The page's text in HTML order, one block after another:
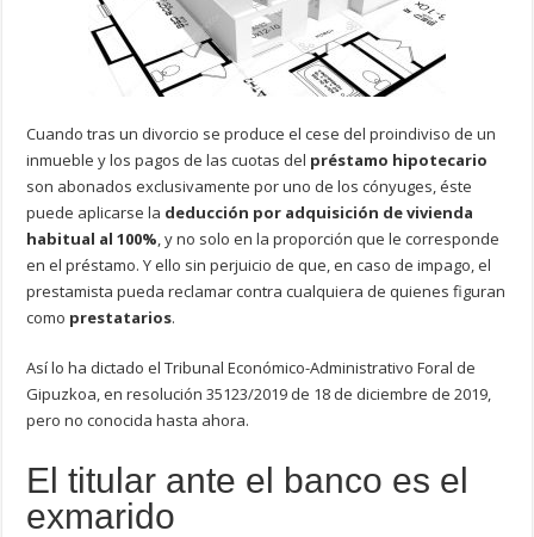
Cuando tras un divorcio se produce el cese del proindiviso de un
inmueble y los pagos de las cuotas del préstamo hipotecario
son abonados exclusivamente por uno de los cónyuges, éste
puede aplicarse la deducción por adquisición de vivienda
habitual al 100%, y no solo en la proporción que le corresponde
en el préstamo. Y ello sin perjuicio de que, en caso de impago, el
prestamista pueda reclamar contra cualquiera de quienes figuran
como prestatarios.
Así lo ha dictado el Tribunal Económico-Administrativo Foral de
Gipuzkoa, en resolución 35123/2019 de 18 de diciembre de 2019,
pero no conocida hasta ahora.
El titular ante el banco es el
exmarido